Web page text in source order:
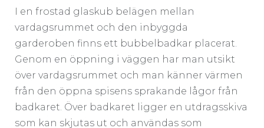
I en frostad glaskub belägen mellan
vardagsrummet och den inbyggda
garderoben finns ett bubbelbadkar placerat.
Genom en öppning i väggen har man utsikt
över vardagsrummet och man känner värmen
från den öppna spisens sprakande lågor från
badkaret. Över badkaret ligger en utdragsskiva
som kan skjutas ut och användas som